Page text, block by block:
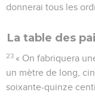
donnerai tous les
La table des
23 « On fabriquera
un mètre de long,
soixante-quinze